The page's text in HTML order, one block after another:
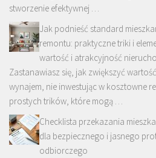
stworzenie efektywnej …
Jak podnieść standard
remontu: praktyczne triki i
wartość i atrakcyjność
Zastanawiasz się, jak zwiększyć
wynajem, nie inwestując w kosztowne
prostych trików, które mogą …
Checklista przekazania
dla bezpiecznego i jasnego
odbiorczego